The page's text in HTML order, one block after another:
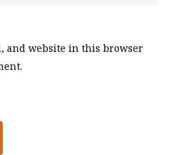
and website in this browser